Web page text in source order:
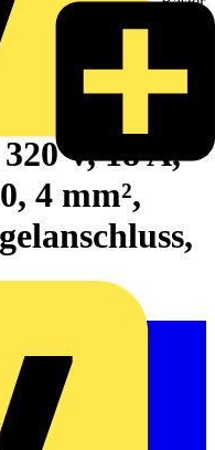
V, 18 A,
4 mm²,